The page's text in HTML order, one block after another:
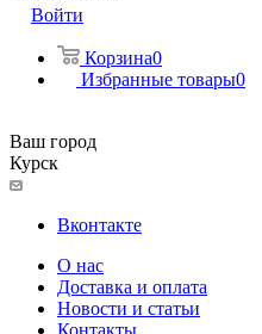
Войти
Корзина0
Избранные товары0
Ваш город
Курск
Вконтакте
О нас
Доставка и оплата
Новости и статьи
Контакты